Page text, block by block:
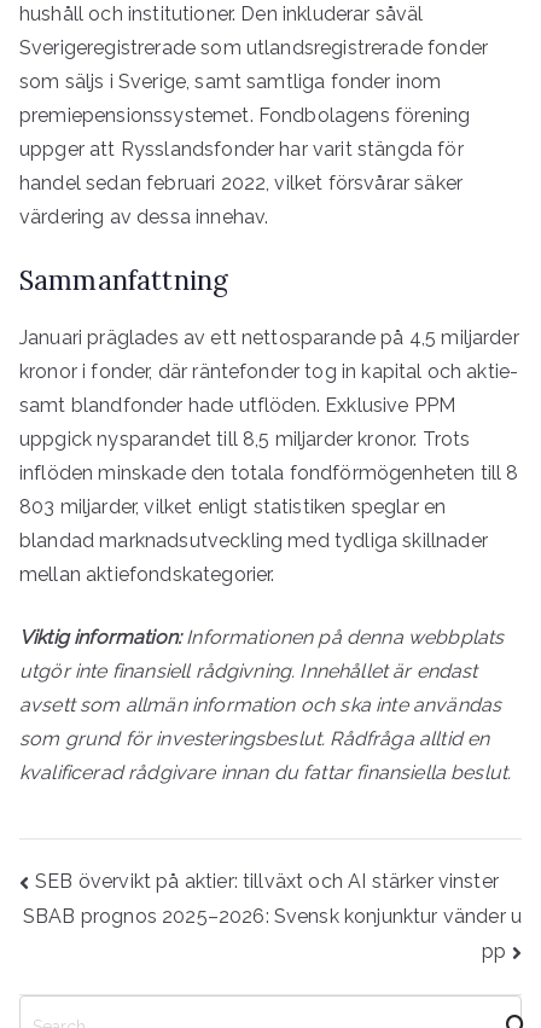
hushåll och institutioner. Den inkluderar såväl
Sverigeregistrerade som utlandsregistrerade fonder
som säljs i Sverige, samt samtliga fonder inom
premiepensionssystemet. Fondbolagens förening
uppger att Rysslandsfonder har varit stängda för
handel sedan februari 2022, vilket försvårar säker
värdering av dessa innehav.
Sammanfattning
Januari präglades av ett nettosparande på 4,5 miljarder
kronor i fonder, där räntefonder tog in kapital och aktie-
samt blandfonder hade utflöden. Exklusive PPM
uppgick nysparandet till 8,5 miljarder kronor. Trots
inflöden minskade den totala fondförmögenheten till 8
803 miljarder, vilket enligt statistiken speglar en
blandad marknadsutveckling med tydliga skillnader
mellan aktiefondskategorier.
Viktig information:Informationen på denna webbplats
utgör inte finansiell rådgivning. Innehållet är endast
avsett som allmän information och ska inte användas
som grund för investeringsbeslut. Rådfråga alltid en
kvalificerad rådgivare innan du fattar finansiella beslut.
Inläggsnavigering
SEB övervikt på aktier: tillväxt och AI stärker vinster
SBAB prognos 2025–2026: Svensk konjunktur vänder u
pp